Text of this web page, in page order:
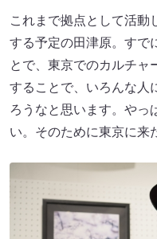
これまで拠点として活動
する予定の田津原。すで
とで、東京でのカルチャ
することで、いろんな人
ろうなと思います。やっ
い。そのために東京に来